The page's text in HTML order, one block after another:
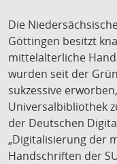
Die
Göttingen besitzt
mittelalterliche
wurden seit der
sukzessive
Universalbibliothek
der Deutschen
„Digitalisierung der
Handschriften der